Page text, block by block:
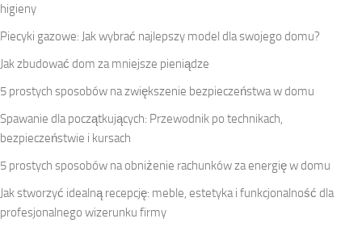
higieny
Piecyki gazowe: Jak wybrać najlepszy model dla swojego domu?
Jak zbudować dom za mniejsze pieniądze
5 prostych sposobów na zwiększenie bezpieczeństwa w domu
Spawanie dla początkujących: Przewodnik po technikach,
bezpieczeństwie i kursach
5 prostych sposobów na obniżenie rachunków za energię w domu
Jak stworzyć idealną recepcję: meble, estetyka i funkcjonalność dla
profesjonalnego wizerunku firmy